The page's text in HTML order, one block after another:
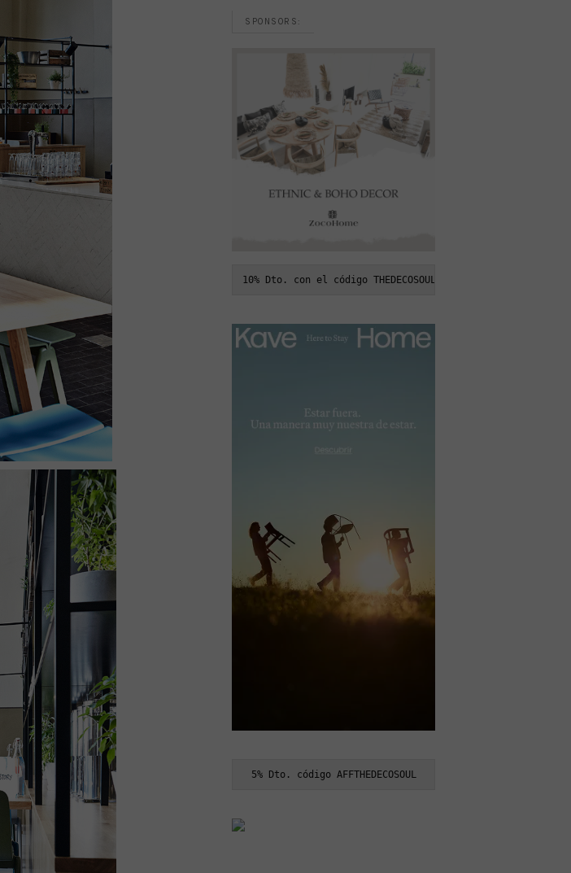
SPONSORS:
10% Dto. con el código THEDECOSOUL
5% Dto. código AFFTHEDECOSOUL